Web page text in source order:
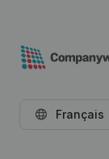
Français